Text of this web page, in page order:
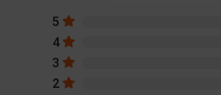
5
4
3
2